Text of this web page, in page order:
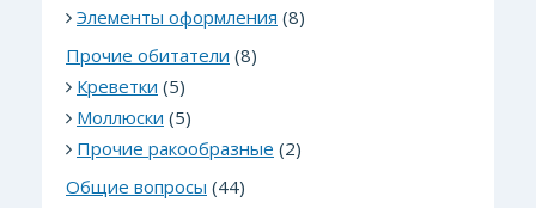
Элементы оформления (8)
Прочие обитатели (8)
Креветки (5)
Моллюски (5)
Прочие ракообразные (2)
Общие вопросы (44)